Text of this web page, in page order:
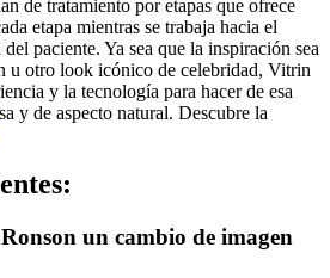
de tratamiento por etapas que ofrece
etapa mientras se trabaja hacia el
paciente. Ya sea que la inspiración sea
u otro look icónico de celebridad, Vitrin
y la tecnología para hacer de esa
y de aspecto natural. Descubre la
un cambio de imagen